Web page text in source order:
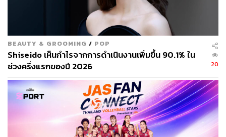
จากสำนักงานสถิติแห่งชาติจีน (NBS) ที่เปิดเผยว่า มีการ
เติบโตในภาคอุตสาหกรรมประจำเดือนพฤศจิกายน โดย
ผลผลิตภาคอุตสาหกรรมขยายตัวได้ดีเกินคาด เนื่องจากได้
ปัจจัยหนุนจากการผลิตพลังงานที่เพิ่มขึ้น รวมทั้งราคาวัตถุดิบ
ที่ปรับตัวลดลงอยู่ในระดับปานกลาง
ทั้งนี้ ผลผลิตภาคอุตสาหกรรมเดือนพฤศจิกายนของจีนปรับ
ตัวขึ้น 3.8 เปอร์เซ็นต์ เมื่อเทียบเป็นรายปี ซึ่งดีกว่าในเดือน
ตุลาคมที่ปรับตัวขึ้น 3.5 เปอร์เซ็นต์ และแข็งแกร่งกว่าที่นัก
วิเคราะห์คาดการณ์ไว้ว่าอาจจะเพิ่มขึ้น 3.6 เปอร์เซ็นต์
BEAUTY & GROOMING / POP
Shiseido เห็นกำไรจากการดำเนินงานเพิ่มขึ้น 90.1% ใน
ช่วงครึ่งแรกของปี 2026
20